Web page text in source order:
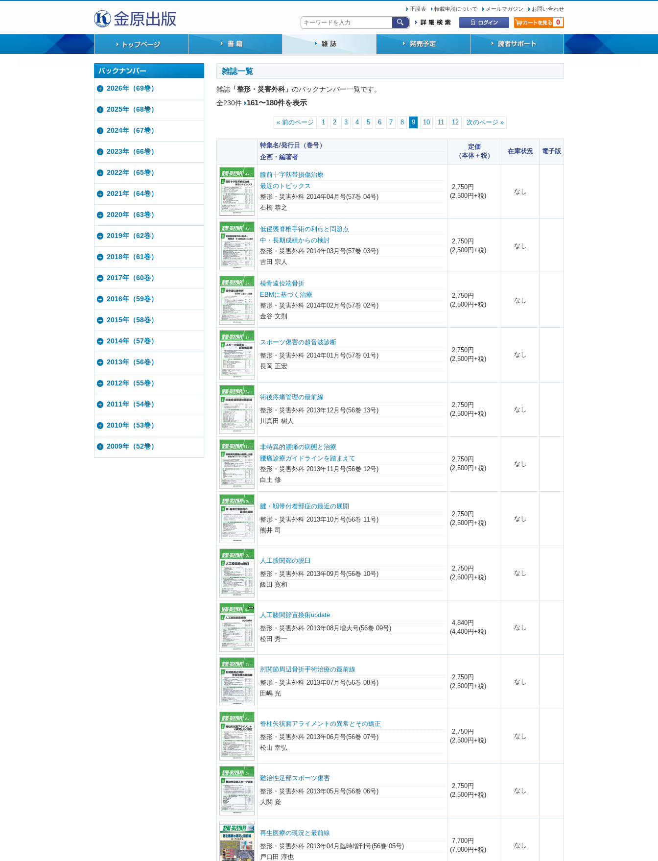
正誤表 転載申請について メールマガジン お問い合わせ
0
雑誌一覧
雑誌 「整形・災害外科」 のバックナンバー一覧です。
全230件
161〜180件を表示
« 前のページ 1 2 3 4 5 6 7 8 9 10 11 12 次のページ »
特集名/発行日（巻号）
企画・編著者
定価
（本体＋税）
在庫状況 電子版
膝前十字靱帯損傷治療
最近のトピックス
整形・災害外科 2014年04月号(57巻 04号)
石橋 恭之
2,750円
(2,500円+税)
なし
低侵襲脊椎手術の利点と問題点
中・長期成績からの検討
整形・災害外科 2014年03月号(57巻 03号)
吉田 宗人
2,750円
(2,500円+税)
なし
橈骨遠位端骨折
EBMに基づく治療
整形・災害外科 2014年02月号(57巻 02号)
金谷 文則
2,750円
(2,500円+税)
なし
スポーツ傷害の超音波診断
整形・災害外科 2014年01月号(57巻 01号)
長岡 正宏
2,750円
(2,500円+税)
なし
術後疼痛管理の最前線
整形・災害外科 2013年12月号(56巻 13号)
川真田 樹人
2,750円
(2,500円+税)
なし
非特異的腰痛の病態と治療
腰痛診療ガイドラインを踏まえて
整形・災害外科 2013年11月号(56巻 12号)
白土 修
2,750円
(2,500円+税)
なし
腱・靱帯付着部症の最近の展開
整形・災害外科 2013年10月号(56巻 11号)
熊井 司
2,750円
(2,500円+税)
なし
人工股関節の脱臼
整形・災害外科 2013年09月号(56巻 10号)
飯田 寛和
2,750円
(2,500円+税)
なし
人工膝関節置換術update
整形・災害外科 2013年08月増大号(56巻 09号)
松田 秀一
4,840円
(4,400円+税)
なし
肘関節周辺骨折手術治療の最前線
整形・災害外科 2013年07月号(56巻 08号)
田嶋 光
2,750円
(2,500円+税)
なし
脊柱矢状面アライメントの異常とその矯正
整形・災害外科 2013年06月号(56巻 07号)
松山 幸弘
2,750円
(2,500円+税)
なし
難治性足部スポーツ傷害
整形・災害外科 2013年05月号(56巻 06号)
大関 覚
2,750円
(2,500円+税)
なし
再生医療の現況と最前線
整形・災害外科 2013年04月臨時増刊号(56巻 05号)
戸口田 淳也
7,700円
(7,000円+税)
なし
2026年（69巻）
2025年（68巻）
2024年（67巻）
2023年（66巻）
2022年（65巻）
2021年（64巻）
2020年（63巻）
2019年（62巻）
2018年（61巻）
2017年（60巻）
2016年（59巻）
2015年（58巻）
2014年（57巻）
2013年（56巻）
2012年（55巻）
2011年（54巻）
2010年（53巻）
2009年（52巻）